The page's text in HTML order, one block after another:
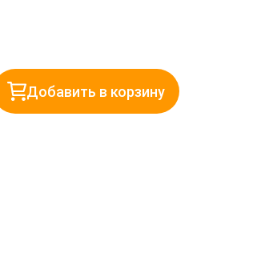
Добавить в корзину